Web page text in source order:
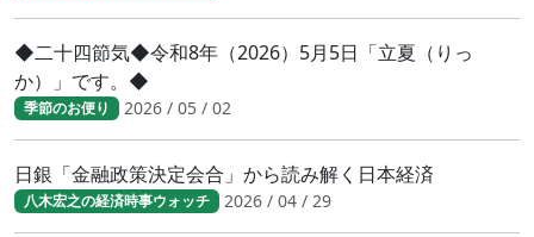
◆二十四節気◆令和8年（2026）5月5日「立夏（りっ
か）」です。◆
季節のお便り 2026 / 05 / 02
日銀「金融政策決定会合」から読み解く日本経済
八木宏之の経済時事ウォッチ 2026 / 04 / 29